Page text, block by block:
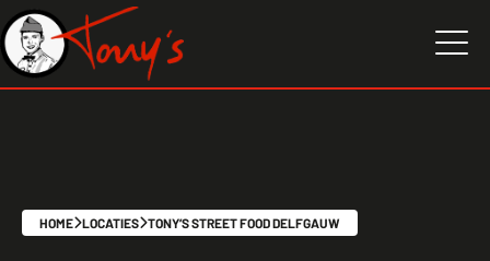
HOME LOCATIES TONY’S STREET FOOD DELFGAUW